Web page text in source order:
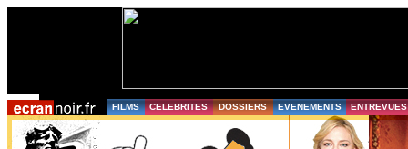
FILMS CELEBRITES DOSSIERS EVENEMENTS ENTREVUES